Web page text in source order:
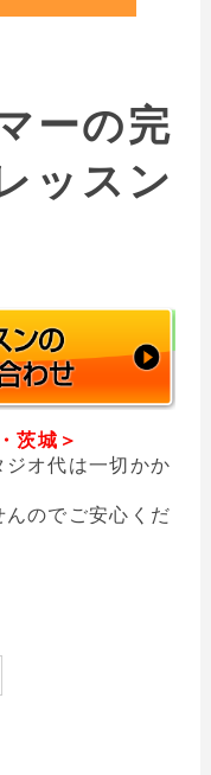
ーの完
ッスン
茨城＞
ジオ代は一切かか
のでご安心くだ